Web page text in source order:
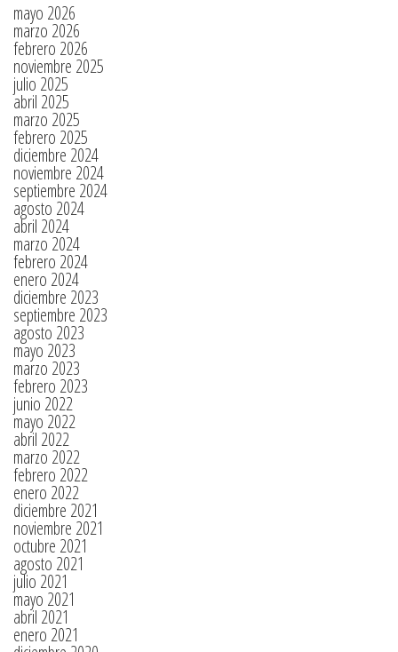
mayo 2026
marzo 2026
febrero 2026
noviembre 2025
julio 2025
abril 2025
marzo 2025
febrero 2025
diciembre 2024
noviembre 2024
septiembre 2024
agosto 2024
abril 2024
marzo 2024
febrero 2024
enero 2024
diciembre 2023
septiembre 2023
agosto 2023
mayo 2023
marzo 2023
febrero 2023
junio 2022
mayo 2022
abril 2022
marzo 2022
febrero 2022
enero 2022
diciembre 2021
noviembre 2021
octubre 2021
agosto 2021
julio 2021
mayo 2021
abril 2021
enero 2021